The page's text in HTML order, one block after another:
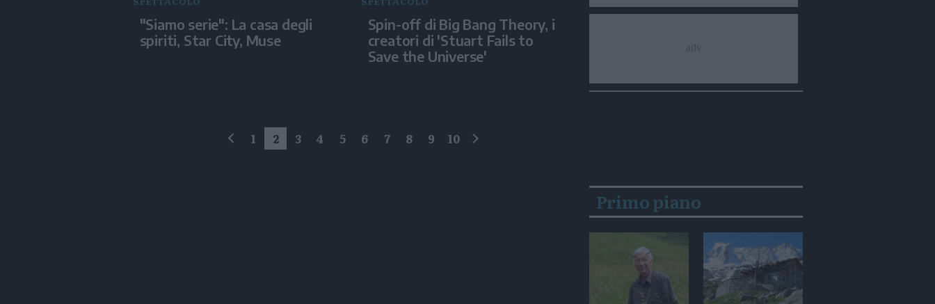
"Siamo serie": La casa degli
spiriti, Star City, Muse
Spin-off di Big Bang Theory, i
creatori di 'Stuart Fails to
Save the Universe'
precedente
1 2 3 4 5 6 7 8 9 10
Primo piano